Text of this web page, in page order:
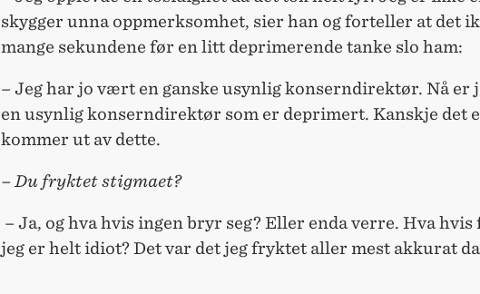
skygger unna oppmerksomhet, sier han og forteller at det
mange sekundene før en litt deprimerende tanke slo ham:
– Jeg har jo vært en ganske usynlig konserndirektør. Nå er
en usynlig konserndirektør som er deprimert. Kanskje det
kommer ut av dette.
– Du fryktet stigmaet?
– Ja, og hva hvis ingen bryr seg? Eller enda verre. Hva
jeg er helt idiot? Det var det jeg fryktet aller mest akkurat